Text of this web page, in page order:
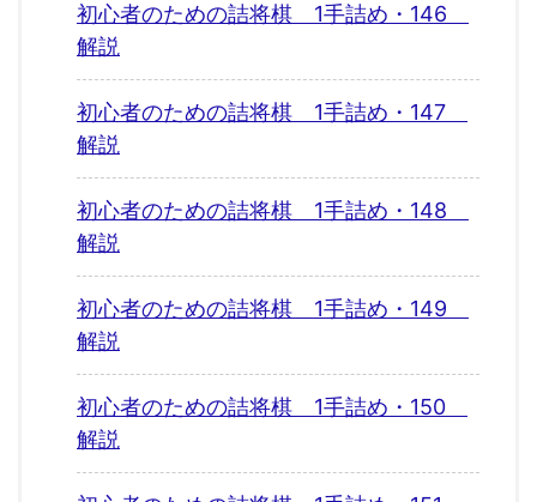
初心者のための詰将棋 1手詰め・146
解説
初心者のための詰将棋 1手詰め・147
解説
初心者のための詰将棋 1手詰め・148
解説
初心者のための詰将棋 1手詰め・149
解説
初心者のための詰将棋 1手詰め・150
解説